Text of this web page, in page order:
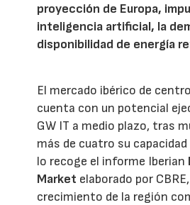
proyección de Europa,
inteligencia artificial, la
disponibilidad de energía
El mercado ibérico de
cuenta con un potencial
GW IT a medio plazo, tras
más de cuatro su
lo recoge el informe Iberian
Market elaborado por
crecimiento de la región